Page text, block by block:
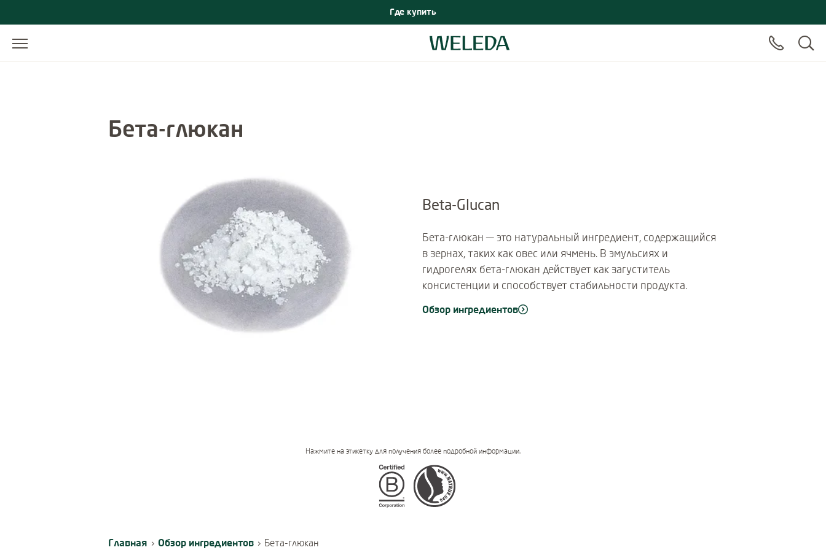
Где купить
Бета-глюкан
Beta-Glucan
Бета-глюкан — это натуральный ингредиент, содержащийся
в зернах, таких как овес или ячмень. В эмульсиях и
гидрогелях бета-глюкан действует как загуститель
консистенции и способствует стабильности продукта.
Обзор ингредиентов
Certifications
Нажмите на этикетку для получения более подробной информации.
Главная › Обзор ингредиентов › Бета-глюкан